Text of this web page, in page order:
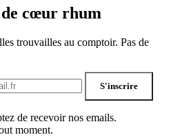
de cœur rhum
trouvailles au comptoir. Pas de
S'inscrire
de recevoir nos emails.
moment.